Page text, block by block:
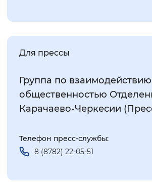
Для прессы
Группа по
общественностью
Карачаево-Черкесии
Телефон пресс-службы:
8 (8782) 22-05-51